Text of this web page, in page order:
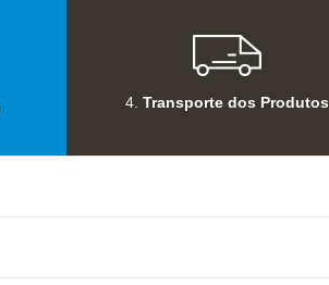
4. Transporte dos Produtos